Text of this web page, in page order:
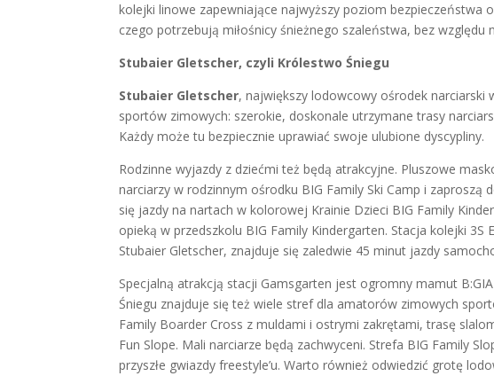
kolejki linowe zapewniające najwyższy poziom bezpieczeństwa
czego potrzebują miłośnicy śnieżnego szaleństwa, bez względu
Stubaier Gletscher, czyli Królestwo Śniegu
Stubaier Gletscher, największy lodowcowy ośrodek narciarski
sportów zimowych: szerokie, doskonale utrzymane trasy
Każdy może tu bezpiecznie uprawiać swoje ulubione dyscypliny.
Rodzinne wyjazdy z dziećmi też będą atrakcyjne. Pluszowe
narciarzy w rodzinnym ośrodku BIG Family Ski Camp i zaproszą
się jazdy na nartach w kolorowej Krainie Dzieci BIG Family
opieką w przedszkolu BIG Family Kindergarten. Stacja kolejki
Stubaier Gletscher, znajduje się zaledwie 45 minut jazdy
Specjalną atrakcją stacji Gamsgarten jest ogromny mamut
Śniegu znajduje się też wiele stref dla amatorów zimowych
Family Boarder Cross z muldami i ostrymi zakrętami, trasę
Fun Slope. Mali narciarze będą zachwyceni. Strefa BIG Family
przyszłe gwiazdy freestyle’u. Warto również odwiedzić grotę